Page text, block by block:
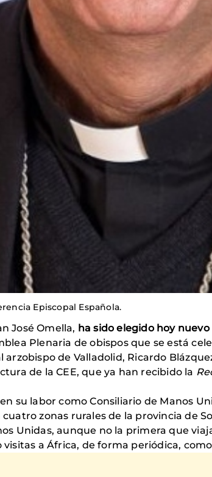
Episcopal Española.
José Omella, ha sido elegido hoy
Plenaria de obispos que se está
de Valladolid, Ricardo
de la CEE, que ya han recibido la
su labor como Consiliario de Manos
zonas rurales de la provincia de
Unidas, aunque no la primera que
a África, de forma periódica,